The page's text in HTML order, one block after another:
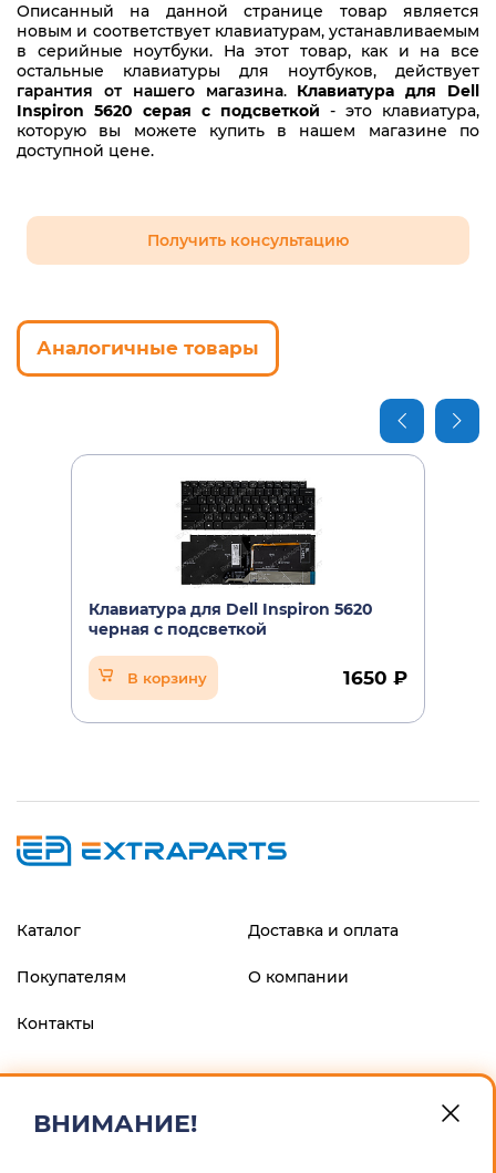
Описанный на данной странице товар является
новым и соответствует клавиатурам, устанавливаемым
в серийные ноутбуки. На этот товар, как и на все
остальные клавиатуры для ноутбуков, действует
гарантия от нашего магазина. Клавиатура для Dell
Inspiron 5620 серая с подсветкой - это клавиатура,
которую вы можете купить в нашем магазине по
доступной цене.
Получить консультацию
Аналогичные товары
Клавиатура для Dell Inspiron 5620
черная с подсветкой
В корзину 1650 ₽
Каталог Доставка и оплата
Покупателям О компании
Контакты
р/с 40802810900600008013 к/с 30101810145250000411 БИК
044525411 ИП Маскин Алексей Анатольевич ИНН
ВНИМАНИЕ!